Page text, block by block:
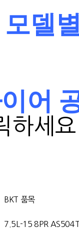
델
어
하세요
BKT 품목
7.5L-15 8PR